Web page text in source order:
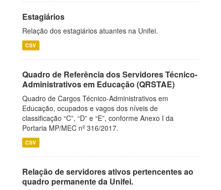
Estagiários
Relação dos estagiários atuantes na Unifei.
CSV
Quadro de Referência dos Servidores Técnico-
Administrativos em Educação (QRSTAE)
Quadro de Cargos Técnico-Administrativos em
Educação, ocupados e vagos dos níveis de
classificação “C”, “D” e “E”, conforme Anexo I da
Portaria MP/MEC nº 316/2017.
CSV
Relação de servidores ativos pertencentes ao
quadro permanente da Unifei.